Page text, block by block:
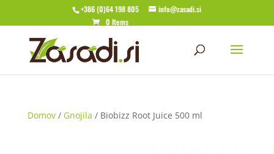
+386 (0)64 198 805
info@zasadi.si
0 Items
Domov/ Gnojila / Biobizz Root Juice 500 ml